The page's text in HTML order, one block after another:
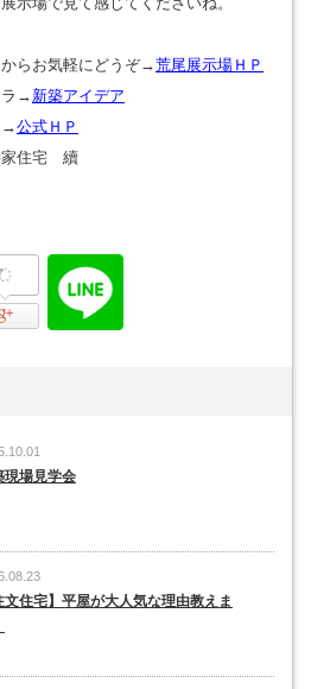
らお気軽にどうぞ→荒尾展示場ＨＰ
ラ→ 新築アイデア
→公式ＨＰ
家住宅 續
Google Plus
現場見学会
文住宅】平屋が大人気な理由教えま